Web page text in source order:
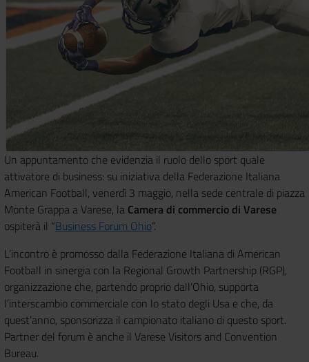
Un appuntamento che evidenzia il ruolo dello sport quale
attivatore di business: su iniziativa della Federazione Italiana
American Football, venerdì 3 maggio, nella sede centrale di piazza
Monte Grappa a Varese, la Camera di commercio di Varese
ospiterà il “Business Forum Ohio”.
L’incontro è promosso dalla Federazione Italiana di American
Football in sinergia con la Regional Growth Partnership (RGP),
organizzazione che, partendo proprio dall’Ohio, supporta
l’interscambio commerciale con lo stato degli Usa e che, da
quest’anno, sponsorizza il campionato italiano di questo sport.
Partner del forum è anche il Varese Visitors and Convention
Bureau.